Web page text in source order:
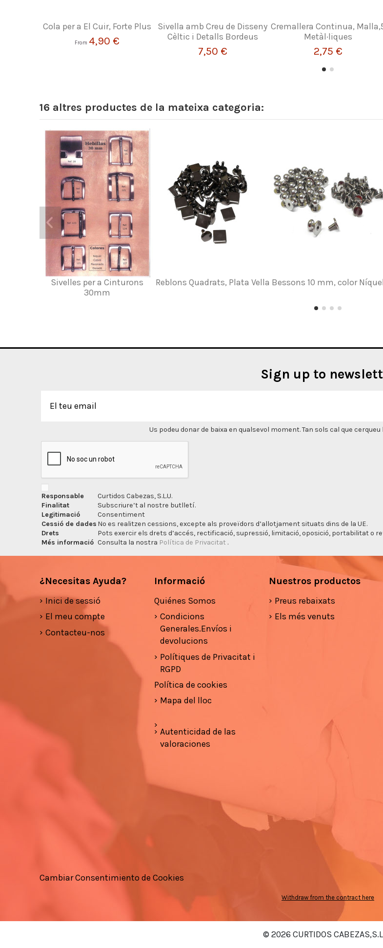
Cola per a El Cuir, Forte Plus
From 4,90 €
Sivella amb Creu de Disseny
Cèltic i Detalls Bordeus
7,50 €
Cremallera Continua,
Metàl·liques
2,75 €
16 altres productes de la mateixa categoria:
Sivelles per a Cinturons
30mm
Reblons Quadrats, Plata Vella Bessons 10 mm, color Níquel
Sign up to
Us podeu donar de baixa en qualsevol moment. Tan sols cal que
Responsable
Curtidos Cabezas, S.L.U.
Finalitat
Subscriure’t al nostre butlletí.
Legitimació
Consentiment
Cessió de dades No es realitzen cessions, excepte als proveïdors d’allotjament situats dins de la UE.
Drets
Pots exercir els drets d’accés, rectificació, supressió, limitació, oposició, portabilitat o
Més informació Consulta la nostra Política de Privacitat .
¿Necesitas Ayuda?
Inici de sessió
El meu compte
Contacteu-nos
Informació
Quiénes Somos
Condicions
Generales.Envíos i
devolucions
Polítiques de Privacitat i
RGPD
Política de cookies
Mapa del lloc
Autenticidad de las
valoraciones
Nuestros productos
Preus rebaixats
Els més venuts
Cambiar Consentimiento de Cookies
Withdraw from the contract here
© 2026 CURTIDOS